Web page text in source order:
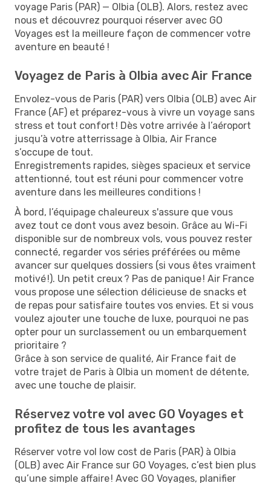
voyage Paris (PAR) — Olbia (OLB). Alors, restez avec
nous et découvrez pourquoi réserver avec GO
Voyages est la meilleure façon de commencer votre
aventure en beauté !
Voyagez de Paris à Olbia avec Air France
Envolez-vous de Paris (PAR) vers Olbia (OLB) avec Air
France (AF) et préparez-vous à vivre un voyage sans
stress et tout confort ! Dès votre arrivée à l’aéroport
jusqu’à votre atterrissage à Olbia, Air France
s’occupe de tout.
Enregistrements rapides, sièges spacieux et service
attentionné, tout est réuni pour commencer votre
aventure dans les meilleures conditions !
À bord, l’équipage chaleureux s'assure que vous
avez tout ce dont vous avez besoin. Grâce au Wi-Fi
disponible sur de nombreux vols, vous pouvez rester
connecté, regarder vos séries préférées ou même
avancer sur quelques dossiers (si vous êtes vraiment
motivé !). Un petit creux ? Pas de panique ! Air France
vous propose une sélection délicieuse de snacks et
de repas pour satisfaire toutes vos envies. Et si vous
voulez ajouter une touche de luxe, pourquoi ne pas
opter pour un surclassement ou un embarquement
prioritaire ?
Grâce à son service de qualité, Air France fait de
votre trajet de Paris à Olbia un moment de détente,
avec une touche de plaisir.
Réservez votre vol avec GO Voyages et
profitez de tous les avantages
Réserver votre vol low cost de Paris (PAR) à Olbia
(OLB) avec Air France sur GO Voyages, c’est bien plus
qu’une simple affaire ! Avec GO Voyages, planifier